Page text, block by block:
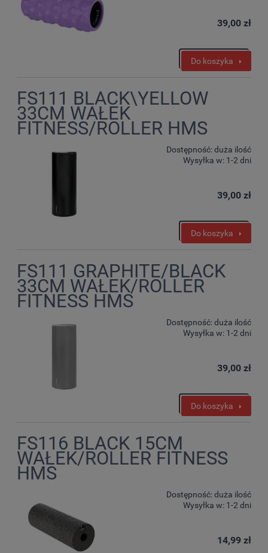
39,00 zł
Do koszyka
FS111 BLACK\YELLOW
33CM WAŁEK
FITNESS/ROLLER HMS
Dostępność:duża ilość
Wysyłka w: 1-2 dni
39,00 zł
Do koszyka
FS111 GRAPHITE/BLACK
33CM WAŁEK/ROLLER
FITNESS HMS
Dostępność:duża ilość
Wysyłka w: 1-2 dni
39,00 zł
Do koszyka
FS116 BLACK 15CM
WAŁEK/ROLLER FITNESS
HMS
Dostępność:duża ilość
Wysyłka w: 1-2 dni
14,99 zł